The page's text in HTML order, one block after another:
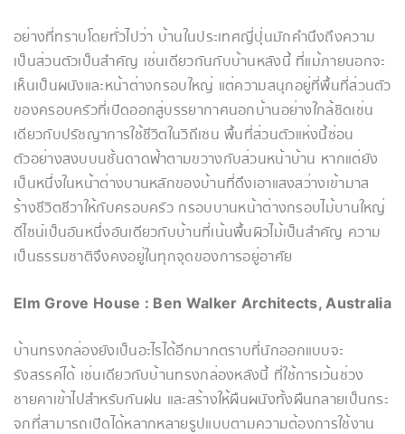
อย่างที่ทราบโดยทั่วไปว่า บ้านในประเทศญี่ปุ่นมักคำนึงถึงความ
เป็นส่วนตัวเป็นสำคัญ​ เช่นเดียวกันกับบ้านหลังนี้ ที่แม้ภายนอกจะ
เห็นเป็นผนังและหน้าต่างกรอบใหญ่ แต่ความสนุกอยู่ที่พื้นที่ส่วนตัว
ของครอบครัวที่เปิดออกสู่บรรยากาศนอกบ้านอย่างใกล้ชิดเช่น
เดียวกับปรัชญาการใช้ชีวิตในวิถีเซน พื้นที่ส่วนตัวแห่งนี้ซ่อน
ตัวอย่างสงบบนชั้นดาดฟ้าตามขวางกับส่วนหน้าบ้าน หากแต่ยัง
เป็นหนึ่งในหน้าต่างบานหลักของบ้านที่ดึงเอาแสงสว่างเข้ามาส
ร้างชีวิตชีวาให้กับครอบครัว กรอบบานหน้าต่างกรอบไม้บานใหญ่
ดีไซน์เป็นอันหนึ่งอันเดียวกับบ้านที่เน้นพื้นผิวไม้เป็นสำคัญ ความ
เป็นธรรมชาติจึงคงอยู่ในทุกจุดของการอยู่อาศัย
Elm Grove House : Ben Walker Architects, Australia
บ้านทรงกล่องยังเป็นอะไรได้อีกมากตราบที่นักออกแบบจะ
รังสรรค์ได้ เช่นเดียวกับบ้านทรงกล่องหลังนี้ ที่ใช้การเว้นช่วง
ชายคาเข้าไปสำหรับกันฝน และสร้างให้ผืนผนังทั้งผืนกลายเป็นกระ
จกที่สามารถเปิดได้หลากหลายรูปแบบตามความต้องการใช้งาน